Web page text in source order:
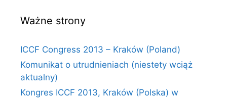
Ważne strony
ICCF Congress 2013 – Kraków (Poland)
Komunikat o utrudnieniach (niestety wciąż
aktualny)
Kongres ICCF 2013, Kraków (Polska) w